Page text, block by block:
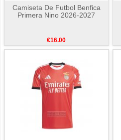
Camiseta De Futbol Benfica
Primera Nino 2026-2027
€16.00